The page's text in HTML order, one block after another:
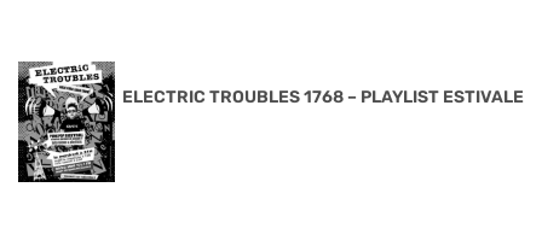
ELECTRIC TROUBLES 1768 – PLAYLIST ESTIVALE